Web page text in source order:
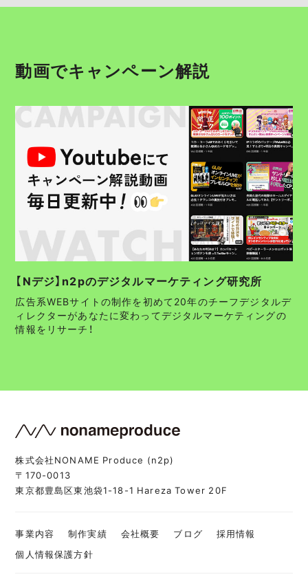
動画でキャンペーン解説
【Nデジ】n2pのデジタルマーケティング研究所
広告系WEBサイトの制作を初めて20年のチーフデジタルデ
ィレクターがあなたに変わってデジタルマーケティングの
情報をリサーチ！
株式会社NONAME Produce (n2p)
〒170-0013
東京都豊島区東池袋1-18-1 Hareza Tower 20F
事業内容 制作実績 会社概要 ブログ
採用情報
個人情報保護方針